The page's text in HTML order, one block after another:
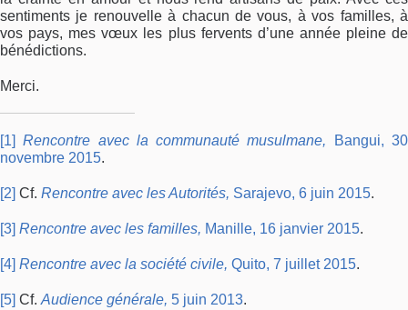
sentiments je renouvelle à chacun de vous, à vos familles, à
vos pays, mes vœux les plus fervents d’une année pleine de
bénédictions.
Merci.
[1] Rencontre avec la communauté musulmane,
Bangui, 30
novembre 2015.
[2] Cf. Rencontre avec les Autorités, Sarajevo, 6 juin 2015.
[3] Rencontre avec les familles, Manille, 16 janvier 2015.
[4] Rencontre avec la société civile, Quito, 7 juillet 2015.
[5] Cf.Audience générale, 5 juin 2013.